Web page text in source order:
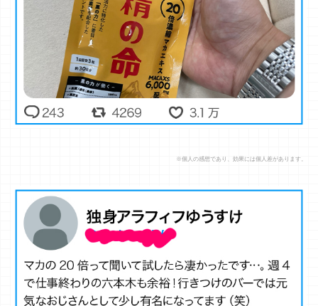
※個人の感想であり、効果には個人差があります。